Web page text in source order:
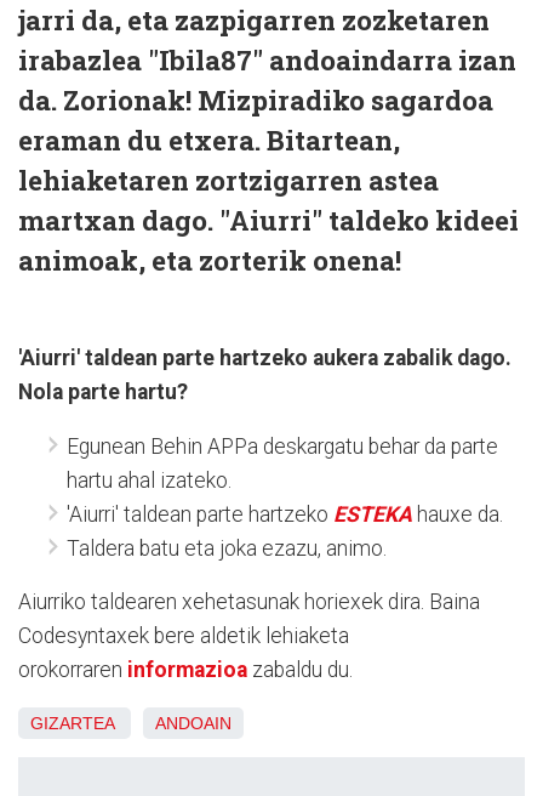
jarri da, eta zazpigarren zozketaren
irabazlea "Ibila87" andoaindarra izan
da. Zorionak! Mizpiradiko sagardoa
eraman du etxera. Bitartean,
lehiaketaren zortzigarren astea
martxan dago. "Aiurri" taldeko kideei
animoak, eta zorterik onena!
'Aiurri' taldean parte hartzeko aukera zabalik dago.
Nola parte hartu?
Egunean Behin APPa deskargatu behar da parte
hartu ahal izateko.
'Aiurri' taldean parte hartzeko ESTEKA hauxe da.
Taldera batu eta joka ezazu, animo.
Aiurriko taldearen xehetasunak horiexek dira. Baina
Codesyntaxek bere aldetik lehiaketa
orokorraren informazioa zabaldu du.
GIZARTEA ANDOAIN